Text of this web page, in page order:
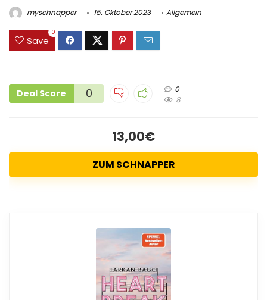
myschnapper 15. Oktober 2023 Allgemein
Save
0
Deal Score 0
0
8
13,00€
ZUM SCHNAPPER